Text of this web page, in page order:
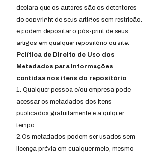
declara que os autores são os detentores
do copyright de seus artigos sem restrição,
e podem depositar o pós-print de seus
artigos em qualquer repositório ou site.
Política de Direito de Uso dos
Metadados para informações
contidas nos itens do repositório
1. Qualquer pessoa e/ou empresa pode
acessar os metadados dos itens
publicados gratuitamente e a qulquer
tempo.
2.Os metadados podem ser usados sem
licença prévia em qualquer meio, mesmo